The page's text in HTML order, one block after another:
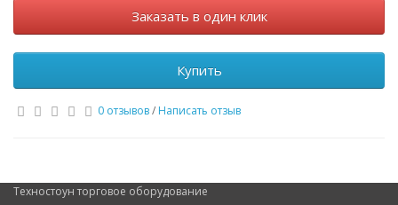
Заказать в один клик
Купить
0 отзывов/ Написать отзыв
Техностоун торговое оборудование